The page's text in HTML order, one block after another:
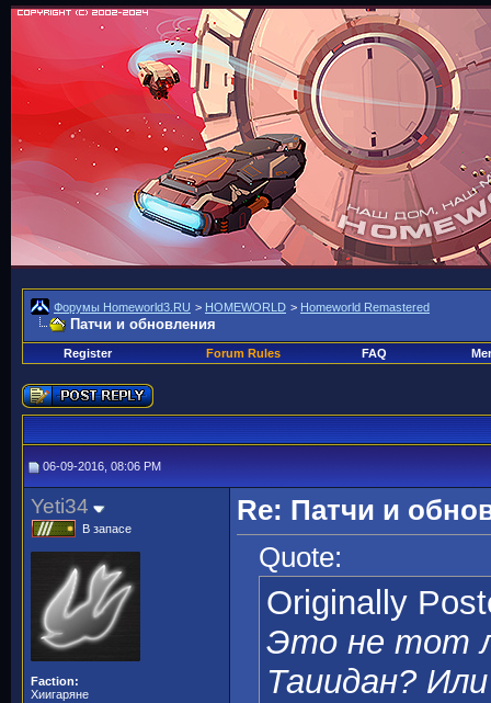
Форумы Homeworld3.RU > HOMEWORLD > Homeworld Remastered
Патчи и обновления
Register Forum Rules FAQ
06-09-2016, 08:06 PM
Yeti34
В запасе
Faction:
Хиигаряне
Re: Патчи и
Quote:
Originally
Это не тот
Таиидан?